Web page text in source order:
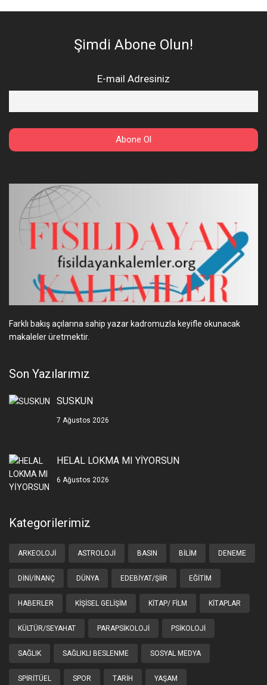
Şimdi Abone Olun!
E-mail Adresiniz
Farklı bakış açılarına sahip yazar kadromuzla keyifle okunacak
makaleler üretmektir.
Son Yazılarımız
SUSKUN
7 Ağustos 2026
HELAL LOKMA MI YİYORSUN
6 Ağustos 2026
Kategorilerimiz
ARKEOLOJI ASTROLOJI BASIN BILIM DENEME
DINI/İNANÇ DÜNYA EDEBIYAT/ŞIIR EĞITIM
HABERLER KIŞISEL GELIŞIM KITAP/ FILM KITAPLAR
KÜLTÜR/SEYAHAT PARAPSIKOLOJI PSIKOLOJI
SAĞLIK SAĞLIKLI BESLENME SOSYAL MEDYA
SPIRITÜEL SPOR TARIH YAŞAM